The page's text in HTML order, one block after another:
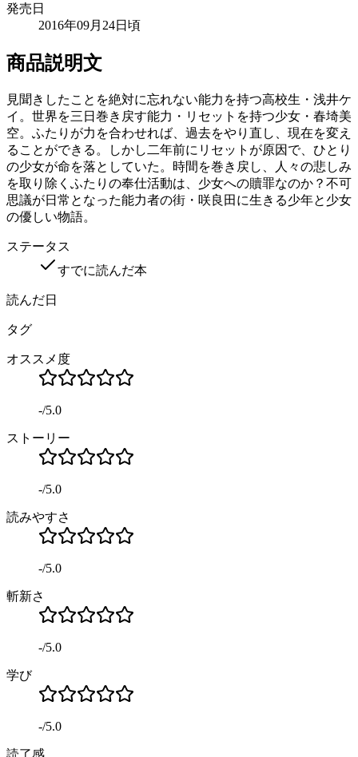
発売日
2016年09月24日頃
商品説明文
見聞きしたことを絶対に忘れない能力を持つ高校生・浅井ケ
イ。世界を三日巻き戻す能力・リセットを持つ少女・春埼美
空。ふたりが力を合わせれば、過去をやり直し、現在を変え
ることができる。しかし二年前にリセットが原因で、ひとり
の少女が命を落としていた。時間を巻き戻し、人々の悲しみ
を取り除くふたりの奉仕活動は、少女への贖罪なのか？不可
思議が日常となった能力者の街・咲良田に生きる少年と少女
の優しい物語。
ステータス
すでに読んだ本
読んだ日
タグ
オススメ度
-/5.0
ストーリー
-/5.0
読みやすさ
-/5.0
斬新さ
-/5.0
学び
-/5.0
読了感